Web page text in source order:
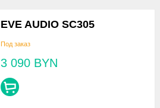
EVE AUDIO SC305
Под заказ
3 090 BYN